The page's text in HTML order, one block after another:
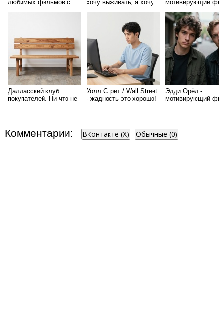
любимых фильмов с
хочу выживать, я хочу
мотивирующий
цели
Далласский клуб
покупателей. Ни что не
Уолл Стрит / Wall Street
- жадность это хорошо!
Эдди Орёл -
мотивирующий
Комментарии: ВКонтакте (X) Обычные (0)